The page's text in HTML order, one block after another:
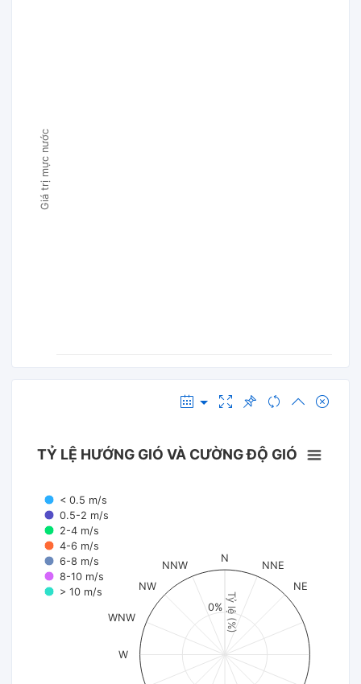
Giá trị mực nước
Tỷ lệ (%)
TỶ LỆ HƯỚNG GIÓ VÀ CƯỜNG ĐỘ GIÓ
< 0.5 m/s
0.5-2 m/s
2-4 m/s
4-6 m/s
6-8 m/s
8-10 m/s
> 10 m/s
N
NNE
NE
W
WNW
NW
NNW
0%